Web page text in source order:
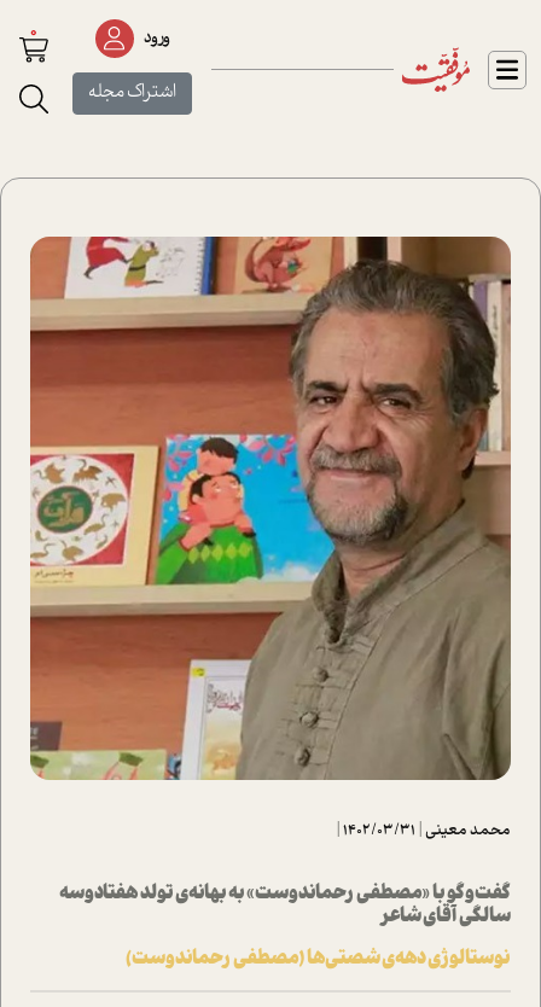
ورود
اشتراک مجله
0
محمد معینی|
1402/03/31
|
گفت‌وگو با «مصطفی رحماندوست» به بهانه‌ی تولد هفتادو‌سه
سالگی آقای شاعر
نوستالوژی دهه‌ی شصتی‌ها (مصطفی رحماندوست)